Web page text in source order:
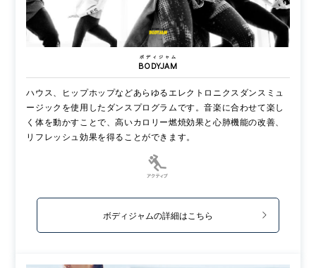
BODYJAM
ボディジャム
ハウス、ヒップホップなどあらゆるエレクトロニクスダンスミュ
ージックを使用したダンスプログラムです。音楽に合わせて楽し
く体を動かすことで、高いカロリー燃焼効果と心肺機能の改善、
リフレッシュ効果を得ることができます。
ボディジャムの詳細はこちら